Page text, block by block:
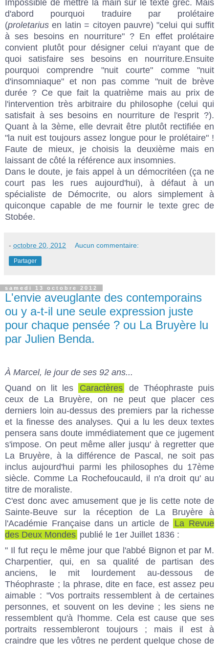
Impossible de mettre la main sur le texte grec. Mais
d'abord pourquoi traduire par prolétaire
(proletarius en latin = citoyen pauvre) "celui qui suffit
à ses besoins en nourriture" ? En effet prolétaire
convient plutôt pour désigner celui n'ayant que de
quoi satisfaire ses besoins en nourriture.Ensuite
pourquoi comprendre "nuit courte" comme "nuit
d'insomniaque" et non pas comme "nuit de brève
durée ? Ce que fait la quatrième mais au prix de
l'intervention très arbitraire du philosophe (celui qui
satisfait à ses besoins en nourriture de l'esprit ?).
Quant à la 3ème, elle devrait être plutôt rectifiée en
"la nuit est toujours assez longue pour le prolétaire" !
Faute de mieux, je choisis la deuxième mais en
laissant de côté la référence aux insomnies.
Dans le doute, je fais appel à un démocritéen (ça ne
court pas les rues aujourd'hui), à défaut à un
spécialiste de Démocrite, ou alors simplement à
quiconque capable de me fournir le texte grec de
Stobée.
- octobre 20, 2012 Aucun commentaire:
Partager
samedi 13 octobre 2012
L'envie aveuglante des contemporains
ou y a-t-il une seule expression juste
pour chaque pensée ? ou La Bruyère lu
par Julien Benda.
À Marcel, le jour de ses 92 ans...
Quand on lit les
Caractères
de Théophraste puis
ceux de La Bruyère, on ne peut que placer ces
derniers loin au-dessus des premiers par la richesse
et la finesse des analyses. Qui a lu les deux textes
pensera sans doute immédiatement que ce jugement
s'impose. On peut même aller jusqu' à regretter que
La Bruyère, à la différence de Pascal, ne soit pas
inclus aujourd'hui parmi les philosophes du 17ème
siècle. Comme La Rochefoucauld, il n'a droit qu' au
titre de moraliste.
C'est donc avec amusement que je lis cette note de
Sainte-Beuve sur la réception de La Bruyère à
l'Académie Française dans un article de La Revue
des Deux Mondes publié le 1er Juillet 1836 :
" Il fut reçu le même jour que l'abbé Bignon et par M.
Charpentier, qui, en sa qualité de partisan des
anciens, le mit lourdement au-dessous de
Théophraste ; la phrase, dite en face, est assez peu
aimable : "Vos portraits ressemblent à de certaines
personnes, et souvent on les devine ; les siens ne
ressemblent qu'à l'homme. Cela est cause que ses
portraits ressembleront toujours ; mais il est à
craindre que les vôtres ne perdent quelque chose de